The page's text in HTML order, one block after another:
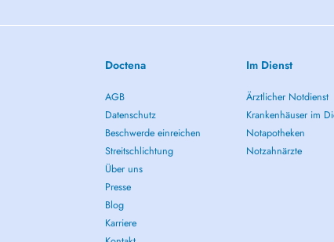
Doctena
AGB
Datenschutz
Beschwerde einreichen
Streitschlichtung
Über uns
Presse
Blog
Karriere
Im Dienst
Ärztlicher Notdienst
Krankenhäuser im
Notapotheken
Notzahnärzte